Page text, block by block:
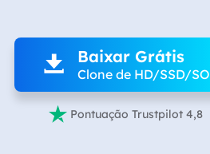
 Baixar Grátis
Clone de HD/SSD/SO
 Pontuação Trustpilot 4,8